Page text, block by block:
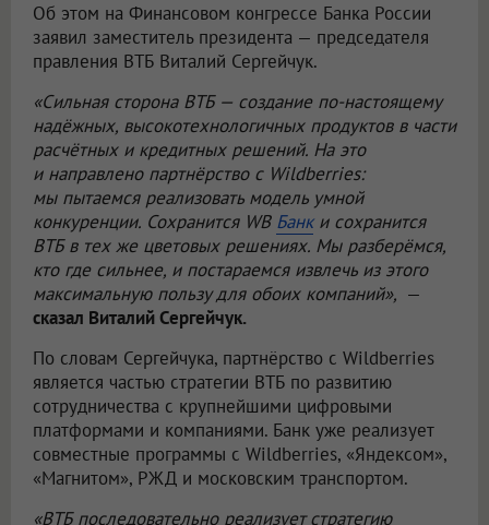
Об этом на Финансовом конгрессе Банка России
заявил заместитель президента — председателя
правления ВТБ Виталий Сергейчук.
«Сильная сторона ВТБ — создание по-настоящему
надёжных, высокотехнологичных продуктов в части
расчётных и кредитных решений. На это
и направлено партнёрство с Wildberries:
мы пытаемся реализовать модель умной
конкуренции. Сохранится WB Банки сохранится
ВТБ в тех же цветовых решениях. Мы разберёмся,
кто где сильнее, и постараемся извлечь из этого
максимальную пользу для обоих компаний», —
сказал Виталий Сергейчук.
По словам Сергейчука, партнёрство с Wildberries
является частью стратегии ВТБ по развитию
сотрудничества с крупнейшими цифровыми
платформами и компаниями. Банк уже реализует
совместные программы с Wildberries, «Яндексом»,
«Магнитом», РЖД и московским транспортом.
«ВТБ последовательно реализует стратегию